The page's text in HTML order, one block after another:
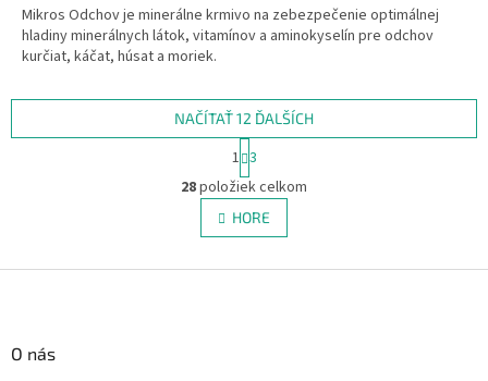
Mikros Odchov je minerálne krmivo na zebezpečenie optimálnej
hladiny minerálnych látok, vitamínov a aminokyselín pre odchov
kurčiat, káčat, húsat a moriek.
O
v
l
á
NAČÍTAŤ 12 ĎALŠÍCH
S
t
r
á
n
k
v
1 3
28položiek celkom
HORE
O nás